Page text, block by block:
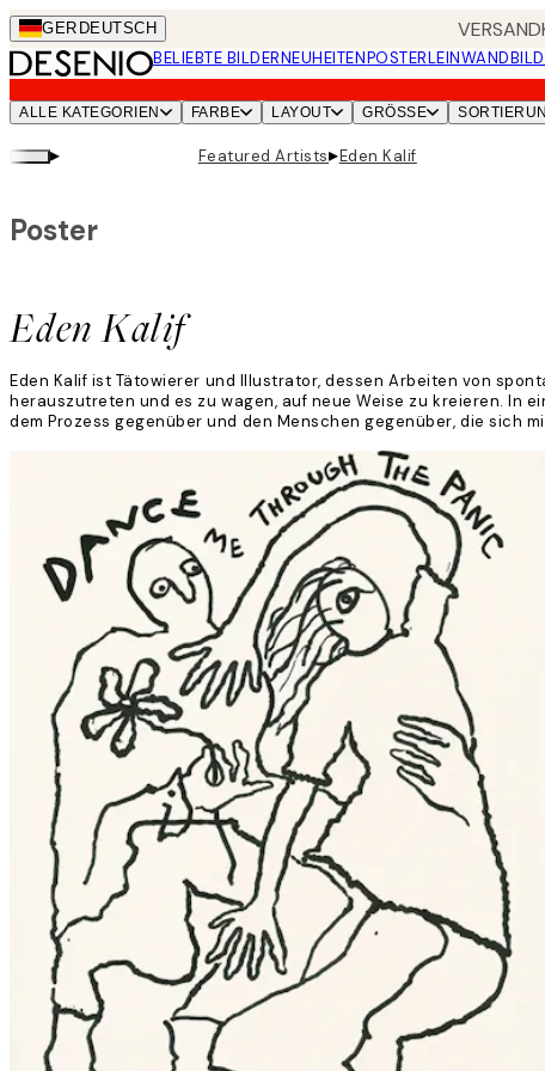
Skip
to
main
content.
GER DEUTSCH
BELIEBTE BILDERNEUHEITENPOSTER
ALLE KATEGORIEN FARBE LAYOUT GRÖSSE
▸ Featured Artists▸Eden Kalif
Eden Kalif
Poster
Eden Kalif ist Tätowierer und Illustrator, dessen Arbeiten von
herauszutreten und es zu wagen, auf neue Weise zu kreieren. In
dem Prozess gegenüber und den Menschen gegenüber, die sich